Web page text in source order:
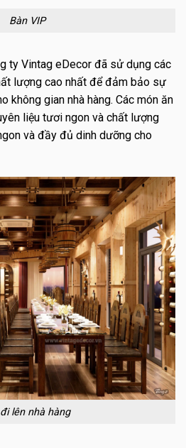
Bàn VIP
ty Vintag eDecor đã sử dụng các
lượng cao nhất để đảm bảo sự
không gian nhà hàng. Các món ăn
liệu tươi ngon và chất lượng
và đầy đủ dinh dưỡng cho
lên nhà hàng